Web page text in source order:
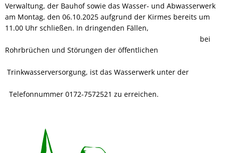
Verwaltung, der Bauhof sowie das Wasser- und Abwasserwerk
am Montag, den 06.10.2025 aufgrund der Kirmes bereits um
11.00 Uhr schließen. In dringenden Fällen,
bei
Rohrbrüchen und Störungen der öffentlichen
Trinkwasserversorgung, ist das Wasserwerk unter der
Telefonnummer 0172-7572521 zu erreichen.